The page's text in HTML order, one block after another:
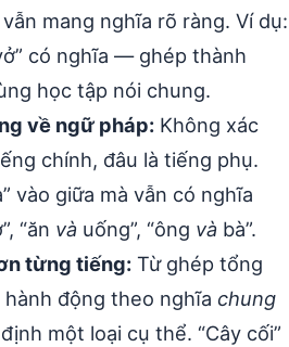
mang nghĩa rõ ràng. Ví dụ:
có nghĩa — ghép thành
học tập nói chung.
về ngữ pháp: Không xác
chính, đâu là tiếng phụ.
vào giữa mà vẫn có nghĩa
“ăn và uống”, “ông và bà”.
từng tiếng: Từ ghép tổng
động theo nghĩa chung
một loại cụ thể. “Cây cối”